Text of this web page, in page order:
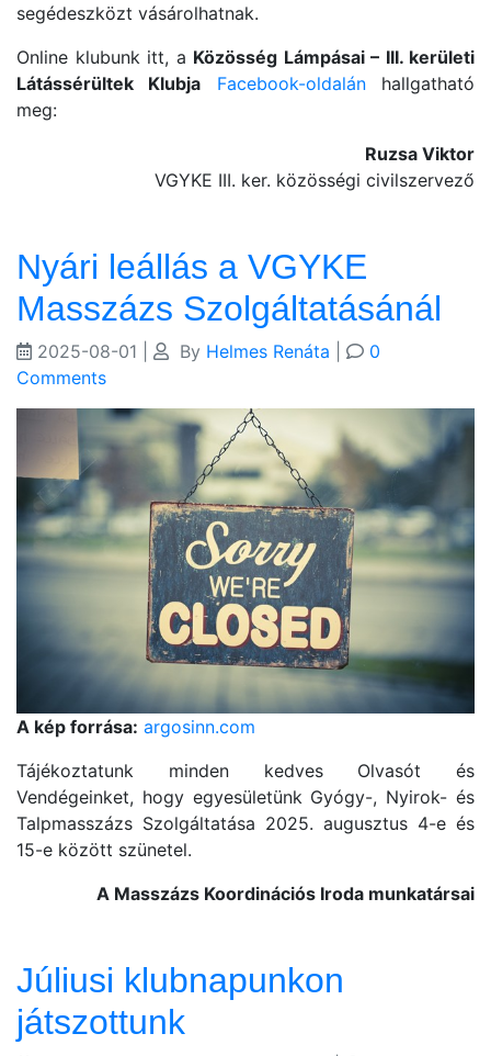
segédeszközt vásárolhatnak.
Online klubunk itt, a Közösség Lámpásai – III. kerületi
Látássérültek Klubja
Facebook-oldalánhallgatható
meg:
Ruzsa Viktor
VGYKE III. ker. közösségi civilszervező
Nyári leállás a VGYKE
Masszázs Szolgáltatásánál
2025-08-01 By Helmes Renáta
0
Comments
A kép forrása: argosinn.com
Tájékoztatunk minden kedves Olvasót és
Vendégeinket, hogy egyesületünk Gyógy-, Nyirok- és
Talpmasszázs Szolgáltatása 2025. augusztus 4-e és
15-e között szünetel.
A Masszázs Koordinációs Iroda munkatársai
Júliusi klubnapunkon
játszottunk